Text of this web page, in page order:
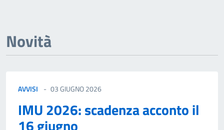
Novità
AVVISI 03 GIUGNO 2026
IMU 2026: scadenza acconto il